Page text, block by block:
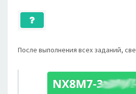
После выполнения всех заданий,